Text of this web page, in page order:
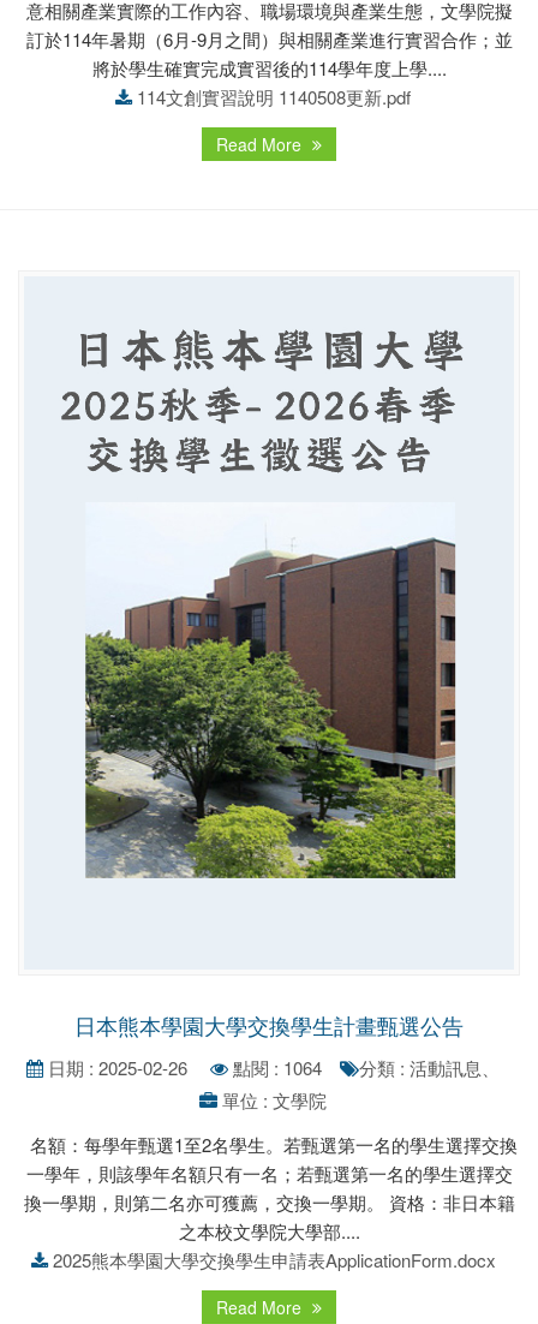
意相關產業實際的工作內容、職場環境與產業生態，文學院擬
訂於114年暑期（6月-9月之間）與相關產業進行實習合作；並
將於學生確實完成實習後的114學年度上學....
114文創實習說明 1140508更新.pdf
Read More
日本熊本學園大學交換學生計畫甄選公告
日期 : 2025-02-26 點閱 : 1064
分類 : 活動訊息、
單位 : 文學院
名額：每學年甄選1至2名學生。若甄選第一名的學生選擇交換
一學年，則該學年名額只有一名；若甄選第一名的學生選擇交
換一學期，則第二名亦可獲薦，交換一學期。 資格：非日本籍
之本校文學院大學部....
2025熊本學園大學交換學生申請表ApplicationForm.docx
Read More